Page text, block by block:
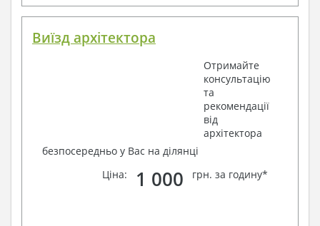
Виїзд архітектора
Отримайте
консультацію
та
рекомендації
від
архітектора
безпосередньо у Вас на ділянці
Ціна:
1 000 грн. за годину*